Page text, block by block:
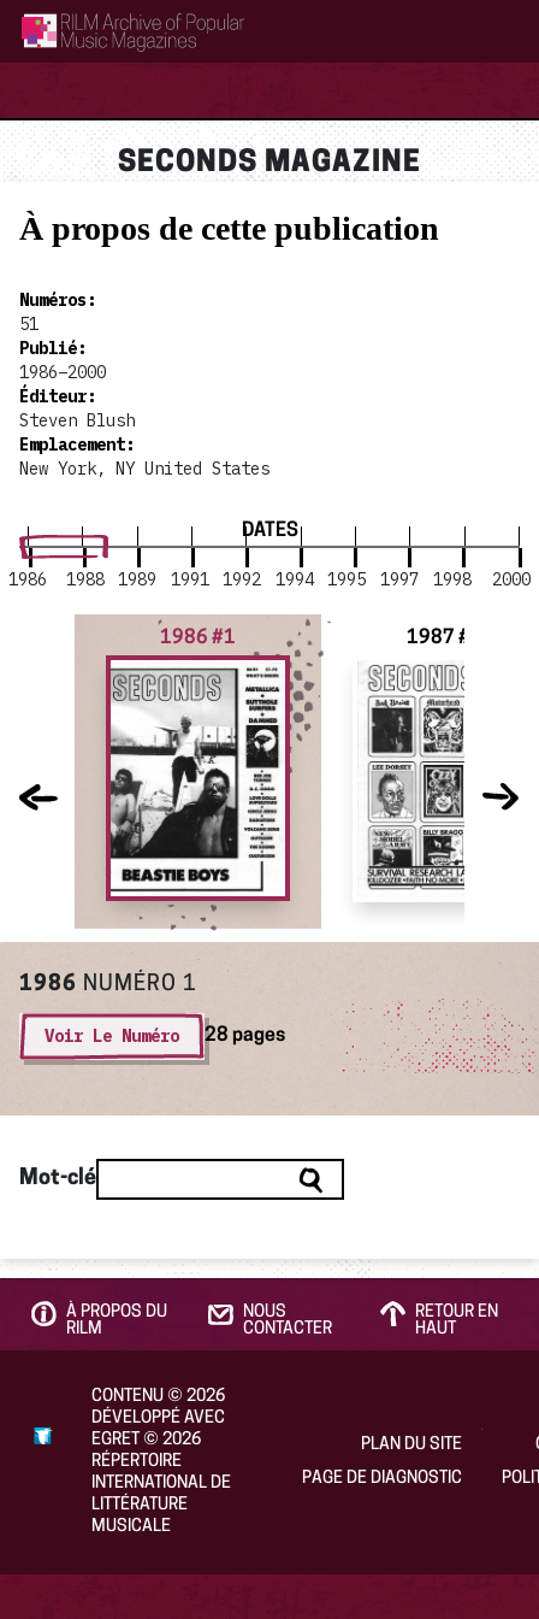
RILM Archive of Popular Music Magazines
SECONDS MAGAZINE
DATES
1986 1988 1989 1991 1992 1994 1995 1997 1998 2000
1986 #1 1987 #2
1986 NUMÉRO 1
Voir Le Numéro 28 pages
Mot-clé
À propos de cette publication
Numéros :
51
Publié:
1986–2000
Éditeur:
Steven Blush
Emplacement:
New York, NY United States
À PROPOS DU
RILM
NOUS
CONTACTER
RETOUR EN
HAUT
CONTENU© 2026
DÉVELOPPÉ AVEC
EGRET
© 2026
RÉPERTOIRE
INTERNATIONAL DE
LITTÉRATURE
MUSICALE
PLAN DU SITE
PAGE DE DIAGNOSTIC